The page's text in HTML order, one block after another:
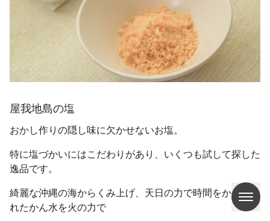
屋我地島の塩
おかし作りの隠し味に欠かせないお塩。
特に塩づかいにはこだわりがあり、いくつも試して探した
逸品です。
綺麗な沖縄の海からくみ上げ、天日の力で時間をかけて取
れたかん水を火の力で